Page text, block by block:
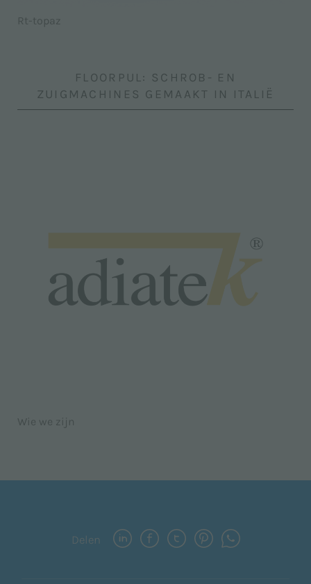
Rt-topaz
FLOORPUL: SCHROB- EN
ZUIGMACHINES GEMAAKT IN ITALIË
Wie we zijn
Delen